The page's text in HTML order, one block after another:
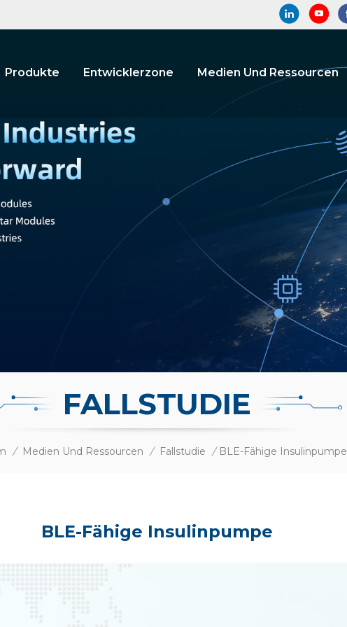
Produkte Entwicklerzone Medien Und Ressourcen
FALLSTUDIE
/ Medien Und Ressourcen / Fallstudie / BLE-Fähige Insulinpumpe
BLE-Fähige Insulinpumpe